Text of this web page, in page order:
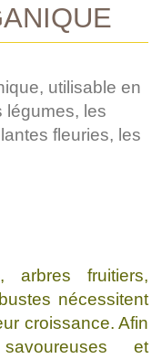
utilisable en
légumes, les
fleuries, les
arbres fruitiers,
nécessitent
croissance. Afin
et